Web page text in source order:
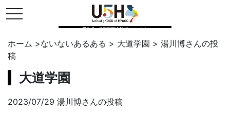
toggle navigation
県公式・兵庫五国連邦プロジェクト
ホーム >ないないあるある > 大道学園 > 湯川博さんの投
稿
大道学園
2023/07/29 湯川博さんの投稿